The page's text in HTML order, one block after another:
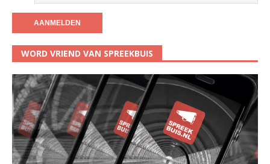
WORD VRIEND VAN SPREEKBUIS